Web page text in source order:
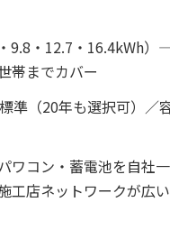
9.8・12.7・16.4kWh）
帯までカバー
準（20年も選択可）／
ワコン・蓄電池を自社
工店ネットワークが広い